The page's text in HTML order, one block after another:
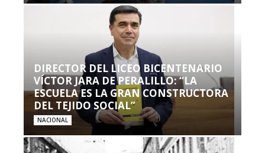
DIRECTOR DEL LICEO BICENTENARIO
VÍCTOR JARA DE PERALILLO: “LA
ESCUELA ES LA GRAN CONSTRUCTORA
DEL TEJIDO SOCIAL”
NACIONAL